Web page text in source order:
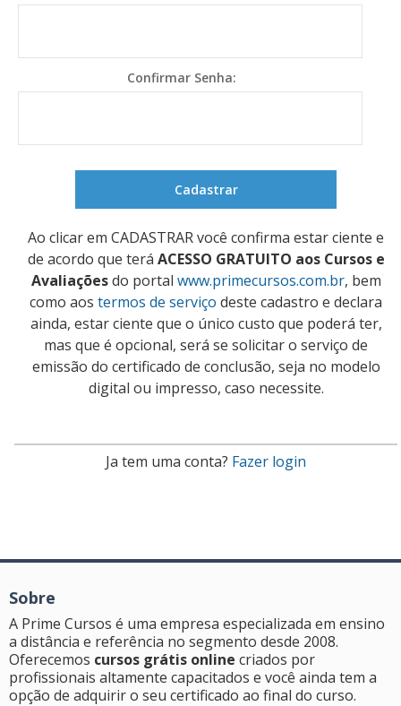
Confirmar Senha:
Ao clicar em CADASTRAR você confirma estar ciente e
de acordo que terá ACESSO GRATUITO aos Cursos e
Avaliaçõesdo portal www.primecursos.com.br, bem
como aos termos de serviço deste cadastro e declara
ainda, estar ciente que o único custo que poderá ter,
mas que é opcional, será se solicitar o serviço de
emissão do certificado de conclusão, seja no modelo
digital ou impresso, caso necessite.
Ja tem uma conta? Fazer login
Sobre
A Prime Cursos é uma empresa especializada em ensino
a distância e referência no segmento desde 2008.
Oferecemos cursos grátis online criados por
profissionais altamente capacitados e você ainda tem a
opção de adquirir o seu certificado ao final do curso.